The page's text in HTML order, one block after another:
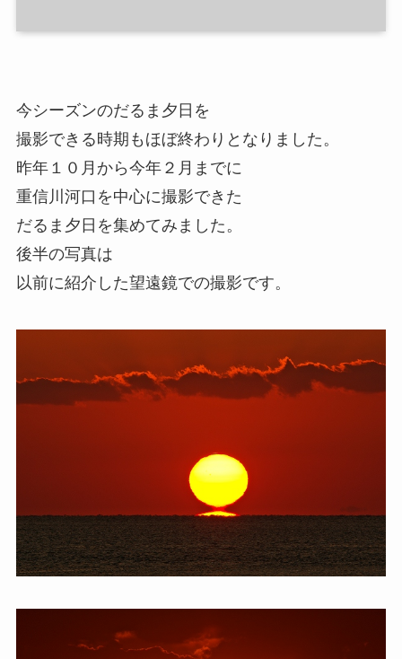
今シーズンのだるま夕日を
撮影できる時期もほぼ終わりとなりました。
昨年１０月から今年２月までに
重信川河口を中心に撮影できた
だるま夕日を集めてみました。
後半の写真は
以前に紹介した望遠鏡での撮影です。